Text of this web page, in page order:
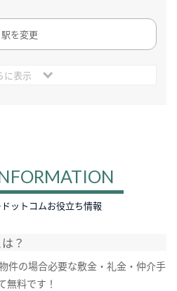
駅を変更
に表示
ットコムお役立ち情報
？
件の場合必要な敷金・礼金・仲介手
無料です！